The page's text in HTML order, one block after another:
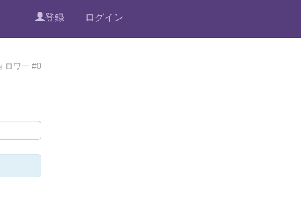
登録 ログイン
ロワー #0